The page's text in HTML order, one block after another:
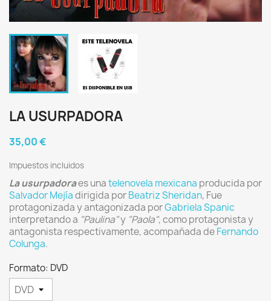
LA USURPADORA
35,00 €
Impuestos incluidos
La usurpadoraes unatelenovela mexicana producida por
Salvador Mejíadirigida porBeatriz Sheridan, Fue
protagonizada y antagonizada porGabriela Spanic
interpretando a "Paulina"y "Paola", como protagonista y
antagonista respectivamente, acompañada deFernando
Colunga.
Formato: DVD